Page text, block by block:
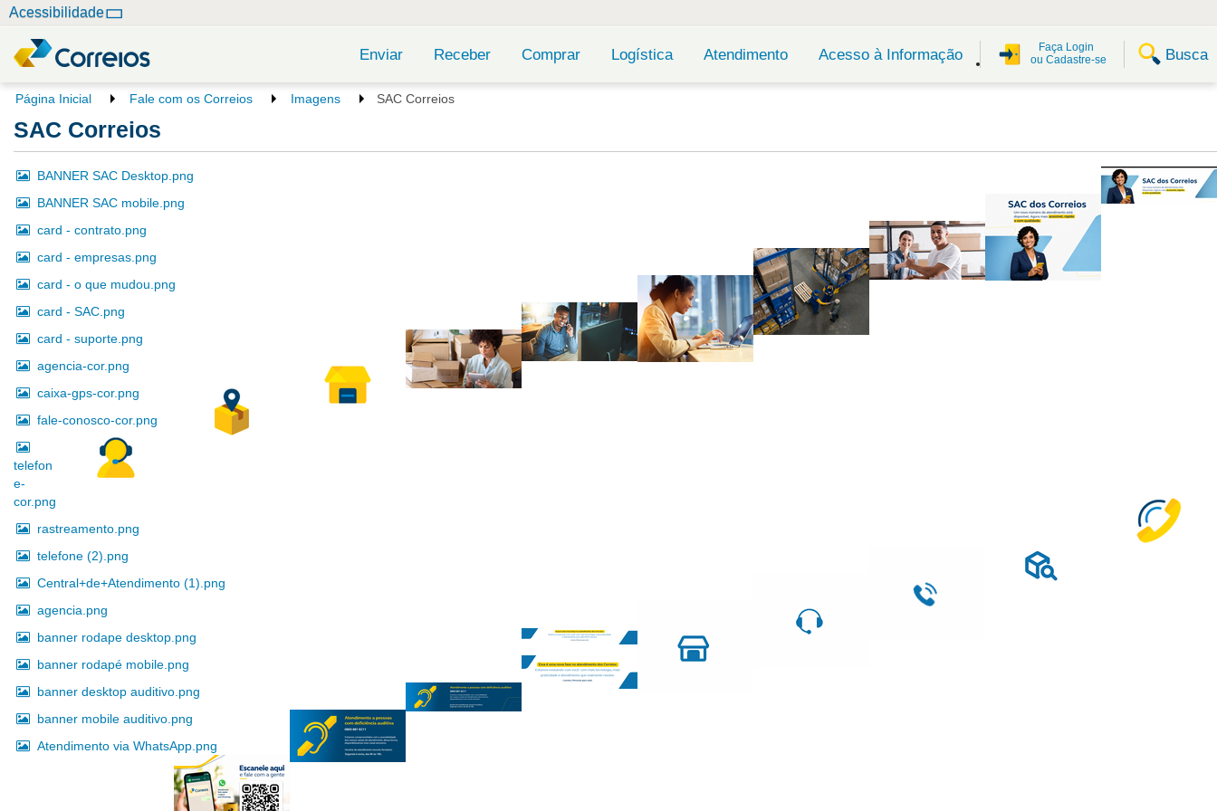
Acessibilidade
Enviar Receber Comprar Logística Atendimento Acesso à Informação
Faça Login
ou Cadastre-se
Busca
V
c
ê
e
á
q
u
Página Inicial Fale com os Correios Imagens SAC Correios
SAC Correios
BANNER SAC Desktop.png
BANNER SAC mobile.png
card - contrato.png
card - empresas.png
card - o que mudou.png
card - SAC.png
card - suporte.png
agencia-cor.png
caixa-gps-cor.png
fale-conosco-cor.png
telefon
e-
cor.png
rastreamento.png
telefone (2).png
Central+de+Atendimento (1).png
agencia.png
banner rodape desktop.png
banner rodapé mobile.png
banner desktop auditivo.png
banner mobile auditivo.png
Atendimento via WhatsApp.png